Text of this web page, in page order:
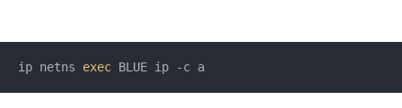
ip netns exec BLUE ip -c a